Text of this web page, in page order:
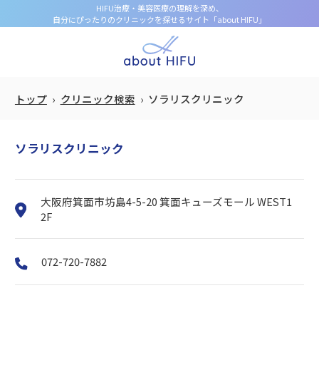
HIFU治療・美容医療の理解を深め、
自分にぴったりのクリニックを探せるサイト「about HIFU」
トップ クリニック検索 ソラリスクリニック
ソラリスクリニック
大阪府箕面市坊島4-5-20 箕面キューズモール WEST1
2F
072-720-7882